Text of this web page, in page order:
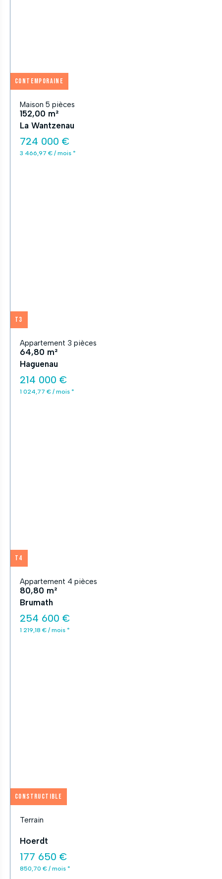
Contemporaine
Maison 5 pièces
152,00 m²
La Wantzenau
724 000 €
3 466,97 € / mois *
T3
Appartement 3 pièces
64,80 m²
Haguenau
214 000 €
1 024,77 € / mois *
T4
Appartement 4 pièces
80,80 m²
Brumath
254 600 €
1 219,18 € / mois *
Constructible
Terrain
Hoerdt
177 650 €
850,70 € / mois *